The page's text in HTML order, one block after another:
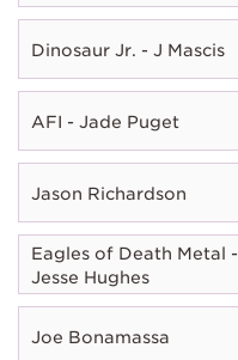
Dinosaur Jr. - J Mascis
AFI - Jade Puget
Jason Richardson
Eagles of Death Metal -
Jesse Hughes
Joe Bonamassa